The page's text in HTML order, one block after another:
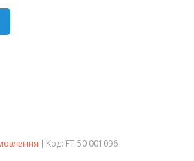
Код: FT-50 001096